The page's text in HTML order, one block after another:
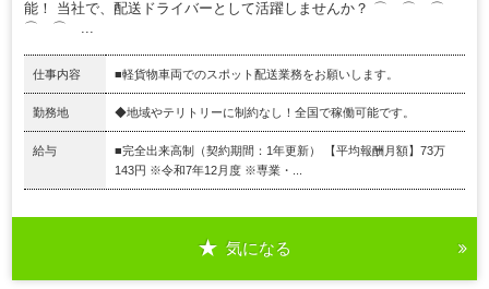
能！ 当社で、配送ドライバーとして活躍しませんか？ ⌒ ⌒ ⌒
⌒ ⌒ ...
仕事内容 ■軽貨物車両でのスポット配送業務をお願いします。
勤務地 ◆地域やテリトリーに制約なし！全国で稼働可能です。
給与
■完全出来高制（契約期間：1年更新） 【平均報酬月額】73万
143円 ※令和7年12月度 ※専業・...
気になる